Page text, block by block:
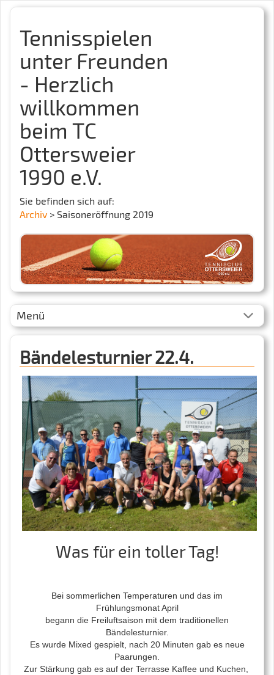
Tennisspielen
unter Freunden
- Herzlich
willkommen
beim TC
Ottersweier
1990 e.V.
Sie befinden sich auf:
Archiv > Saisoneröffnung 2019
Menü
Bändelesturnier 22.4.
Was für ein toller Tag!
Bei sommerlichen Temperaturen und das im
Frühlungsmonat April
begann die Freiluftsaison mit dem traditionellen
Bändelesturnier.
Es wurde Mixed gespielt, nach 20 Minuten gab es neue
Paarungen.
Zur Stärkung gab es auf der Terrasse Kaffee und Kuchen,